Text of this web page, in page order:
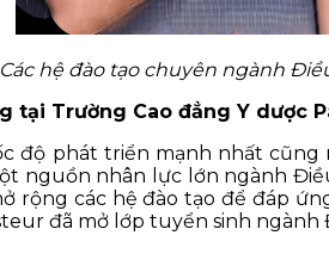
Các hệ đào tạo chuyên ngành
tại Trường Cao đẳng Y dược
độ phát triển mạnh nhất
nguồn nhân lực lớn ngành
rộng các hệ đào tạo để đáp
đã mở lớp tuyển sinh ngành